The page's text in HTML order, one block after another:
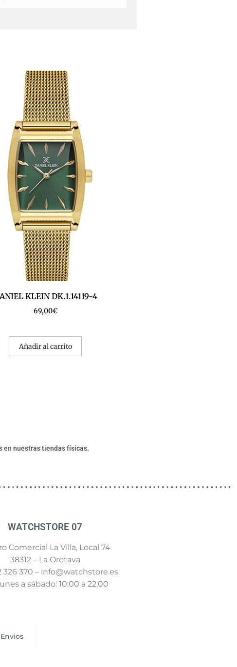
KLEIN DK.1.14119-4
69,00€
Añadir al carrito
en nuestras tiendas físicas.
WATCHSTORE 07
Comercial La Villa, Local 74
38312 – La Orotava
326 370 – info@watchstore.es
a sábado: 10:00 a 22:00
Envios